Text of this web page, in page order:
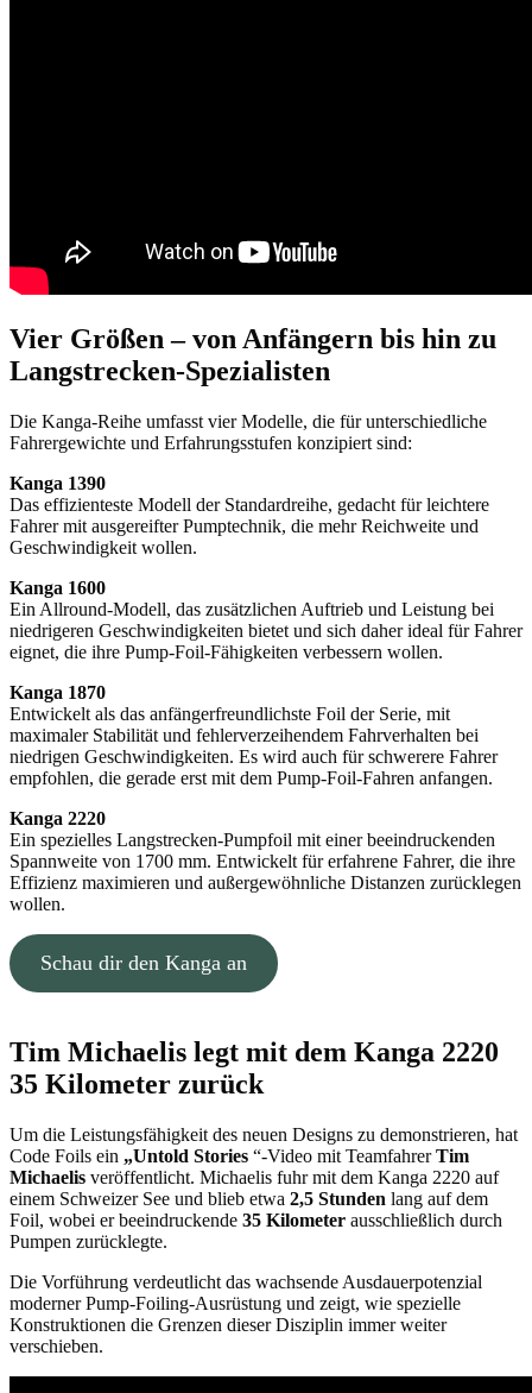
Vier Größen – von Anfängern bis hin zu
Langstrecken-Spezialisten
Die Kanga-Reihe umfasst vier Modelle, die für unterschiedliche
Fahrergewichte und Erfahrungsstufen konzipiert sind:
Kanga 1390
Das effizienteste Modell der Standardreihe, gedacht für leichtere
Fahrer mit ausgereifter Pumptechnik, die mehr Reichweite und
Geschwindigkeit wollen.
Kanga 1600
Ein Allround-Modell, das zusätzlichen Auftrieb und Leistung bei
niedrigeren Geschwindigkeiten bietet und sich daher ideal für Fahrer
eignet, die ihre Pump-Foil-Fähigkeiten verbessern wollen.
Kanga 1870
Entwickelt als das anfängerfreundlichste Foil der Serie, mit
maximaler Stabilität und fehlerverzeihendem Fahrverhalten bei
niedrigen Geschwindigkeiten. Es wird auch für schwerere Fahrer
empfohlen, die gerade erst mit dem Pump-Foil-Fahren anfangen.
Kanga 2220
Ein spezielles Langstrecken-Pumpfoil mit einer beeindruckenden
Spannweite von 1700 mm. Entwickelt für erfahrene Fahrer, die ihre
Effizienz maximieren und außergewöhnliche Distanzen zurücklegen
wollen.
Schau dir den Kanga an
Tim Michaelis legt mit dem Kanga 2220
35 Kilometer zurück
Um die Leistungsfähigkeit des neuen Designs zu demonstrieren, hat
Code Foils ein „Untold Stories “-Video mit TeamfahrerTim
Michaelis veröffentlicht. Michaelis fuhr mit dem Kanga 2220 auf
einem Schweizer See und blieb etwa 2,5 Stunden lang auf dem
Foil, wobei er beeindruckende 35 Kilometer ausschließlich durch
Pumpen zurücklegte.
Die Vorführung verdeutlicht das wachsende Ausdauerpotenzial
moderner Pump-Foiling-Ausrüstung und zeigt, wie spezielle
Konstruktionen die Grenzen dieser Disziplin immer weiter
verschieben.